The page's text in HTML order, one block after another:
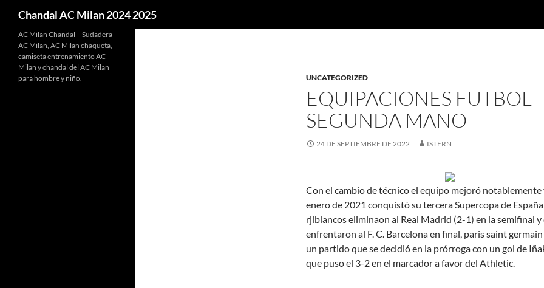
Chandal AC Milan 2024 2025
UNCATEGORIZED
EQUIPACIONES FUTBOL
SEGUNDA MANO
24 DE SEPTIEMBRE DE 2022 ISTERN
Con el cambio de técnico el equipo mejoró notablemente
enero de 2021 conquistó su tercera Supercopa de
rjiblancos eliminaon al Real Madrid (2-1) en la semifinal y
enfrentaron al F. C. Barcelona en final, paris saint
un partido que se decidió en la prórroga con un gol de
que puso el 3-2 en el marcador a favor del Athletic.
AC Milan Chandal – Sudadera
AC Milan, AC Milan chaqueta,
camiseta entrenamiento AC
Milan y chandal del AC Milan
para hombre y niño.